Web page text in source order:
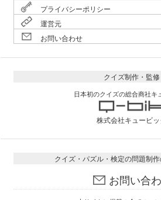
プライバシーポリシー
運営元
お問い合わせ
クイズ制作・監修
日本初のクイズの総合商社キ
株式会社キュービッ
クイズ・パズル・検定の問題制
お問い合